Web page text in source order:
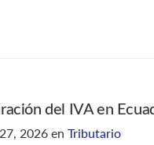
del IVA en
2026 en Tributario